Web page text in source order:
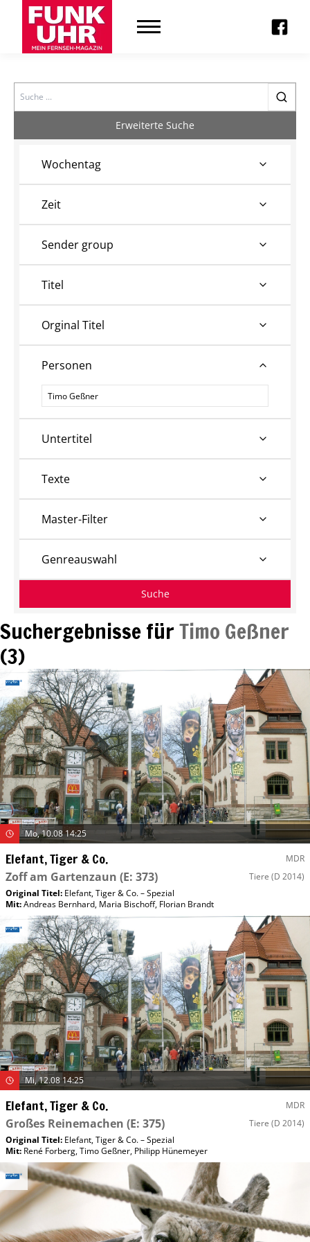
Search
Suchergebnisse fürTimo Geßner
(3)
Mo, 10.08 14:25
Elefant, Tiger & Co. MDR
Zoff am Gartenzaun (E: 373) Tiere (D 2014)
Original Titel: Elefant, Tiger & Co. – Spezial
Mit:Andreas Bernhard, Maria Bischoff, Florian Brandt
Mi, 12.08 14:25
Elefant, Tiger & Co. MDR
Großes Reinemachen (E: 375) Tiere (D 2014)
Original Titel: Elefant, Tiger & Co. – Spezial
Mit: René Forberg,Timo Geßner, Philipp Hünemeyer
Erweiterte Suche
Wochentag
Zeit
Sender group
Titel
Orginal Titel
Personen
Personen
Untertitel
Texte
Master-Filter
Genreauswahl
Suche